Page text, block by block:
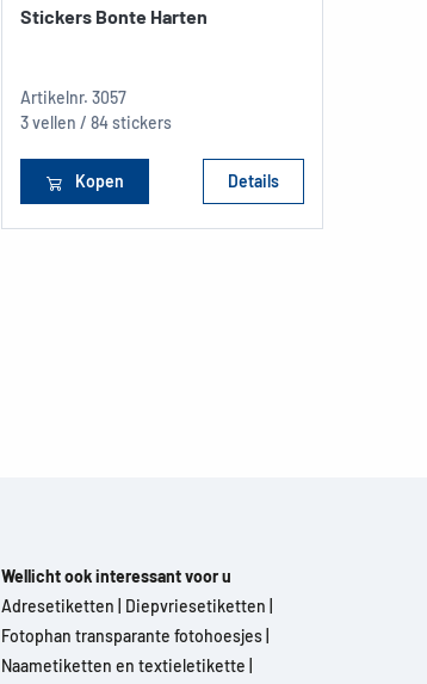
Stickers Bonte Harten
Artikelnr. 3057
3 vellen / 84 stickers
Kopen Details
Wellicht ook interessant voor u
Adresetiketten
Diepvriesetiketten
Fotophan transparante fotohoesjes
Naametiketten en textieletikette